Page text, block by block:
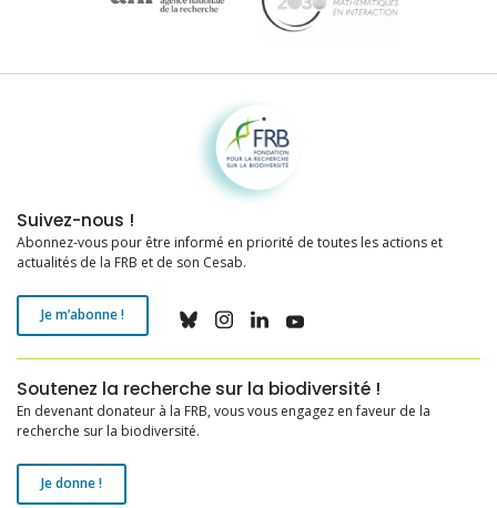
Fondation pour la recherche sur la biodiversité
Suivez-nous !
Abonnez-vous pour être informé en priorité de toutes les actions et
actualités de la FRB et de son Cesab.
Je m’abonne !
Soutenez la recherche sur la biodiversité !
En devenant donateur à la FRB, vous vous engagez en faveur de la
recherche sur la biodiversité.
Je donne !